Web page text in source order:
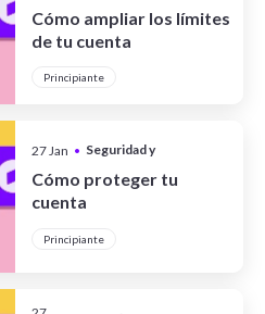
Cómo ampliar los límites
de tu cuenta
Principiante
27 Jan • Seguridad y
Cómo proteger tu
cuenta
Principiante